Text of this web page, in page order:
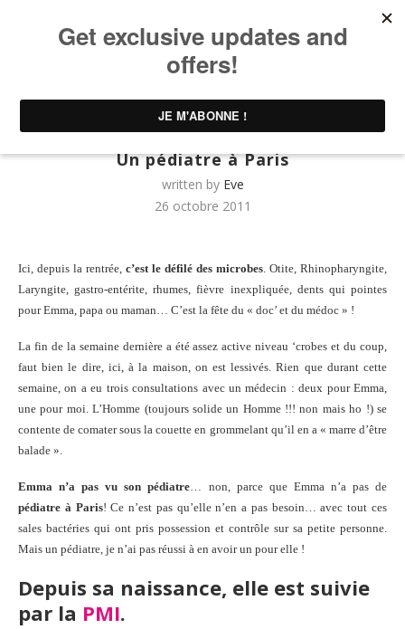
UNTIBEBE FAMILY | Famille & Lifestyle
Kids & Family
Un pédiatre à Paris
written by Eve
26 octobre 2011
Ici, depuis la rentrée, c’est le défilé des microbes. Otite, Rhinopharyngite,
Laryngite, gastro-entérite, rhumes, fièvre inexpliquée, dents qui pointes
pour Emma, papa ou maman… C’est la fête du « doc’ et du médoc » !
La fin de la semaine dernière a été assez active niveau ‘crobes et du coup,
faut bien le dire, ici, à la maison, on est lessivés. Rien que durant cette
semaine, on a eu trois consultations avec un médecin : deux pour Emma,
une pour moi. L’Homme (toujours solide un Homme !!! non mais ho !) se
contente de comater sous la couette en grommelant qu’il en a « marre d’être
balade ».
Emma n’a pas vu son pédiatre… non, parce que Emma n’a pas de
pédiatre à Paris! Ce n’est pas qu’elle n’en a pas besoin… avec tout ces
sales bactéries qui ont pris possession et contrôle sur sa petite personne.
Mais un pédiatre, je n’ai pas réussi à en avoir un pour elle !
Depuis sa naissance, elle est suivie
par la PMI.